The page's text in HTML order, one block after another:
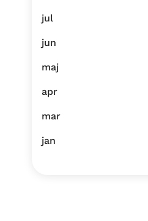
jul
jun
maj
apr
mar
jan